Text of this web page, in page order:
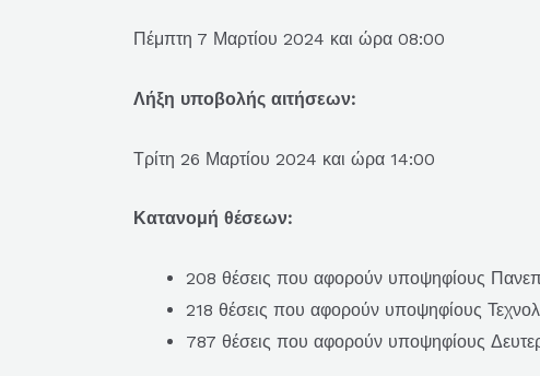
Πέμπτη 7 Μαρτίου 2024 και ώρα 08:00
Λήξη υποβολής αιτήσεων:
Τρίτη 26 Μαρτίου 2024 και ώρα 14:00
Κατανομή θέσεων:
208 θέσεις που αφορούν υποψηφίους
218 θέσεις που αφορούν υποψηφίους
787 θέσεις που αφορούν υποψηφίους